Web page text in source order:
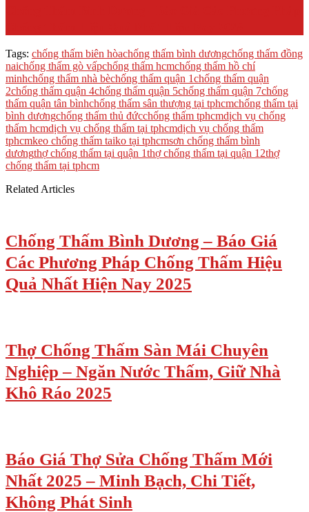
Tags: chống thấm biên hòachống thấm bình dươngchống thấm đồng
naichống thấm gò vấpchống thấm hcmchống thấm hồ chí
minhchống thấm nhà bèchống thấm quận 1chống thấm quận
2chống thấm quận 4chống thấm quận 5chống thấm quận 7chống
thấm quận tân bìnhchống thấm sân thượng tại tphcmchống thấm tại
bình dươngchống thấm thủ đứcchống thấm tphcmdịch vụ chống
thấm hcmdịch vụ chống thấm tại tphcmdịch vụ chống thấm
tphcmkeo chống thấm taiko tại tphcmsơn chống thấm bình
dươngthợ chống thấm tại quận 1thợ chống thấm tại quận 12thợ
chống thấm tại tphcm
Related Articles
Chống Thấm Bình Dương – Báo Giá
Các Phương Pháp Chống Thấm Hiệu
Quả Nhất Hiện Nay 2025
Thợ Chống Thấm Sàn Mái Chuyên
Nghiệp – Ngăn Nước Thấm, Giữ Nhà
Khô Ráo 2025
Báo Giá Thợ Sửa Chống Thấm Mới
Nhất 2025 – Minh Bạch, Chi Tiết,
Không Phát Sinh